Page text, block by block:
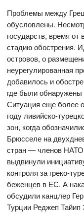
Проблемы между
обусловлены.
государств, время
стадию обострения.
островов, о
неурегулированная
добавилось и
где были
Ситуация еще более
году ливийско-
зон, когда
Брюсселе на
стран — членов
выдвинули
контроля за греко-
беженцев в ЕС. А
обсудили канцлер
Турции Реджеп Тайип